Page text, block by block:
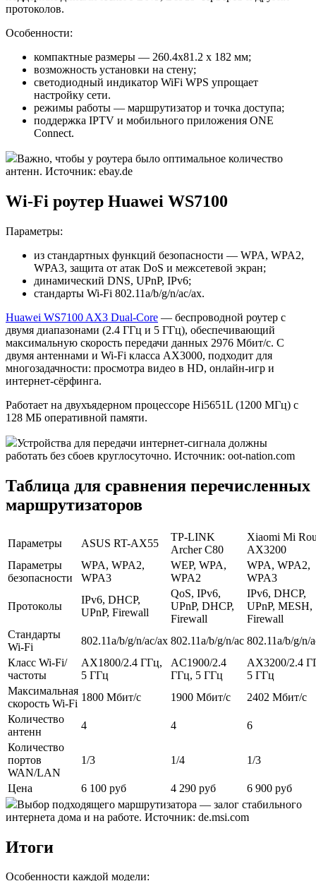
протоколов.
Особенности:
компактные размеры — 260.4x81.2 x 182 мм;
возможность установки на стену;
светодиодный индикатор WiFi WPS упрощает
настройку сети.
режимы работы — маршрутизатор и точка доступа;
поддержка IPTV и мобильного приложения ONE
Connect.
Важно, чтобы у роутера было оптимальное количество
антенн. Источник: ebay.de
Wi-Fi роутер Huawei WS7100
Параметры:
из стандартных функций безопасности — WPA, WPA2,
WPA3, защита от атак DoS и межсетевой экран;
динамический DNS, UPnP, IPv6;
стандарты Wi-Fi 802.11a/b/g/n/ac/ax.
Huawei WS7100 AX3 Dual-Core — беспроводной роутер с
двумя диапазонами (2.4 ГГц и 5 ГГц), обеспечивающий
максимальную скорость передачи данных 2976 Мбит/с. С
двумя антеннами и Wi-Fi класса AX3000, подходит для
многозадачности: просмотра видео в HD, онлайн-игр и
интернет-сёрфинга.
Работает на двухъядерном процессоре Hi5651L (1200 МГц) с
128 МБ оперативной памяти.
Устройства для передачи интернет-сигнала должны
работать без сбоев круглосуточно. Источник: oot-nation.com
Таблица для сравнения перечисленных
маршрутизаторов
Параметры ASUS RT-AX55
TP-LINK
Archer C80
Xiaomi Mi
AX3200
Параметры
безопасности
WPA, WPA2,
WPA3
WEP, WPA,
WPA2
WPA, WPA2,
WPA3
Протоколы
IPv6, DHCP,
UPnP, Firewall
QoS, IPv6,
UPnP, DHCP,
Firewall
IPv6, DHCP,
UPnP, MESH,
Firewall
Стандарты
Wi-Fi
802.11a/b/g/n/ac/ax 802.11a/b/g/n/ac 802.11a/b/g/n/
Класс Wi-Fi/
частоты
AX1800/2.4 ГГц,
5 ГГц
AC1900/2.4
ГГц, 5 ГГц
AX3200/2.4
5 ГГц
Максимальная
скорость Wi-Fi
1800 Мбит/с 1900 Мбит/с
2402 Мбит/с
Количество
антенн
4 4
6
Количество
портов
WAN/LAN
1/3 1/4 1/3
Цена 6 100 руб 4 290 руб
6 900 руб
Выбор подходящего маршрутизатора — залог стабильного
интернета дома и на работе. Источник: de.msi.com
Итоги
Особенности каждой модели: